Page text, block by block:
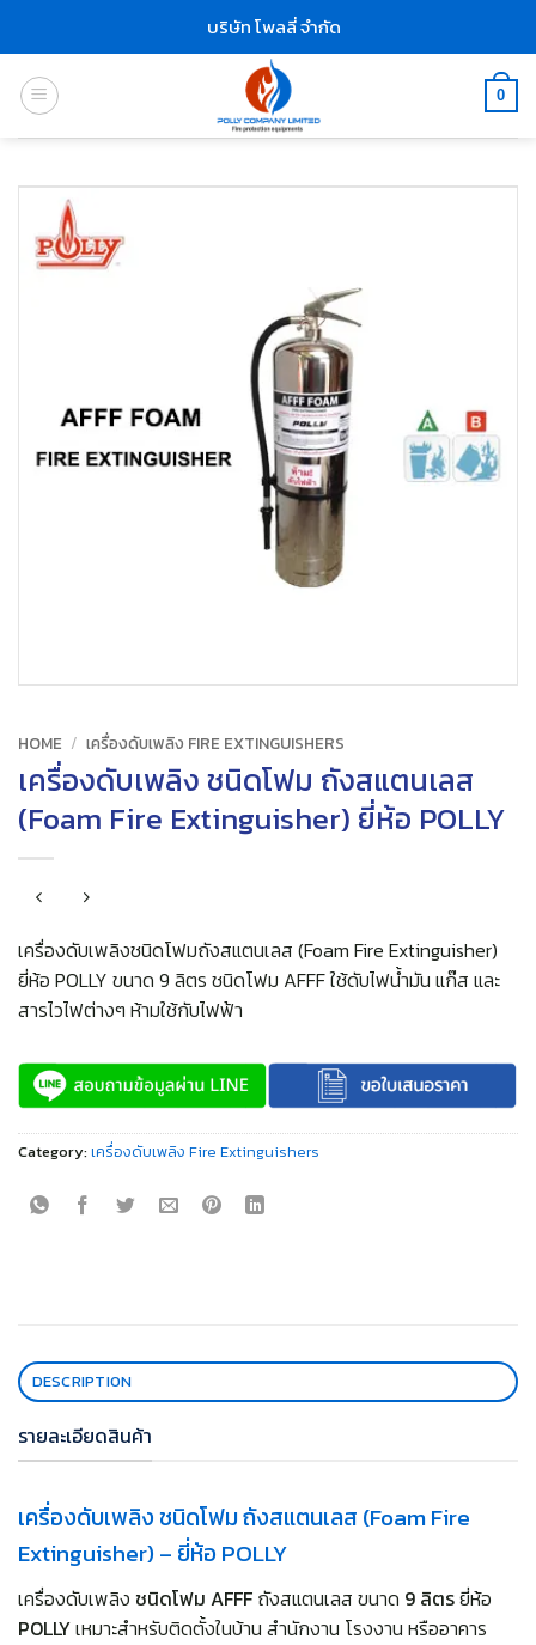
content
บริษัท โพลลี่ จำกัด
0
HOME / เครื่องดับเพลิง FIRE EXTINGUISHERS
เครื่องดับเพลิง ชนิดโฟม ถังสแตนเลส
(Foam Fire Extinguisher) ยี่ห้อ POLLY
เครื่องดับเพลิงชนิดโฟมถังสแตนเลส (Foam Fire Extinguisher)
ยี่ห้อ POLLY ขนาด 9 ลิตร ชนิดโฟม AFFF ใช้ดับไฟน้ำมัน แก๊ส และ
สารไวไฟต่างๆ ห้ามใช้กับไฟฟ้า
Category:เครื่องดับเพลิง Fire Extinguishers
DESCRIPTION
รายละเอียดสินค้า
เครื่องดับเพลิง ชนิดโฟม ถังสแตนเลส (Foam Fire
Extinguisher) – ยี่ห้อ POLLY
เครื่องดับเพลิง ชนิดโฟม AFFF ถังสแตนเลส ขนาด 9 ลิตรยี่ห้อ
POLLYเหมาะสำหรับติดตั้งในบ้าน สำนักงาน โรงงาน หรืออาคาร